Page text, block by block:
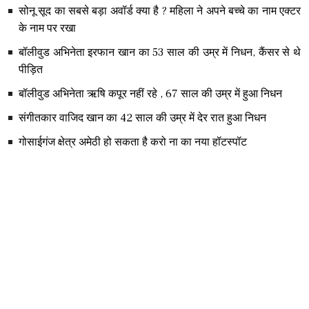
सोनू सूद का सबसे बड़ा अवॉर्ड क्या है ? महिला ने अपने बच्चे का नाम एक्टर
के नाम पर रखा
बॉलीवुड अभिनेता इरफान खान का 53 साल की उम्र में निधन, कैंसर से थे
पीड़ित
बॉलीवुड अभिनेता ऋषि कपूर नहीं रहे , 67 साल की उम्र में हुआ निधन
संगीतकार वाजिद खान का 42 साल की उम्र में देर रात हुआ निधन
गोसाईगंज क्षेत्र अमेठी हो सकता है करो ना का नया हॉटस्पॉट